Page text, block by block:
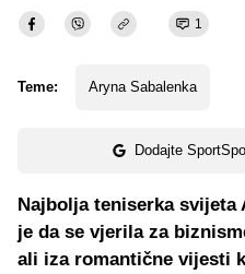
1
Teme: Aryna Sabalenka
Dodajte
Najbolja teniserka svijeta
je da se vjerila za
ali iza romantične vijesti